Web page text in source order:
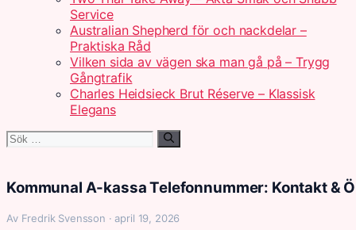
Service
Australian Shepherd för och nackdelar –
Praktiska Råd
Vilken sida av vägen ska man gå på – Trygg
Gångtrafik
Charles Heidsieck Brut Réserve – Klassisk
Elegans
Sök
Kommunal A-kassa Telefonnummer: Kontakt &
Av Fredrik Svensson · april 19, 2026